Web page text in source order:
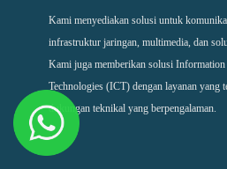
Kami menyediakan solusi untuk
infrastruktur jaringan, multimedia, dan
Kami juga memberikan solusi
Technologies (ICT) dengan layanan yang
dukungan teknikal yang berpengalaman.